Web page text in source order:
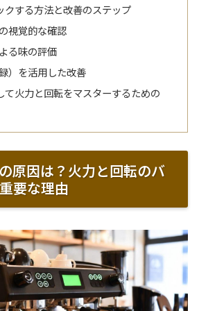
クする方法と改善のステップ
視覚的な確認
る味の評価
）を活用した改善
て火力と回転をマスターするための
原因は？火力と回転のバ
要な理由